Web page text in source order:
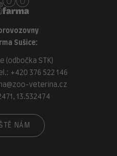
Sušice:
(odbočka STK)
+420 376 522 146
veterina.cz
13.532474
NÁM